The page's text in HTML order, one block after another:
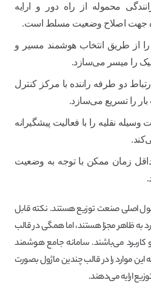
محموله از راه دور و ارایه
جهت اصلاح وضعیت مسلط است.
از طریق انتخاب هوشمند مسیر و
را میسر می‌سازد.
دو طرفه راننده با مرکز کنترل
را تسریع می‌سازد.
نقلیه را با فعالیت پیشگیرانه
زمان ممکن با توجه به وضعیت
اصلی صنعت توزیع هستند. نکته قابل
به ظاهر مجزا هستند، اما همگی در قالب
می‌باشند. سامانه جامع هوشمند
این موارد را در قالب چندین ماژول بصورت
ارایه می‌دهند.